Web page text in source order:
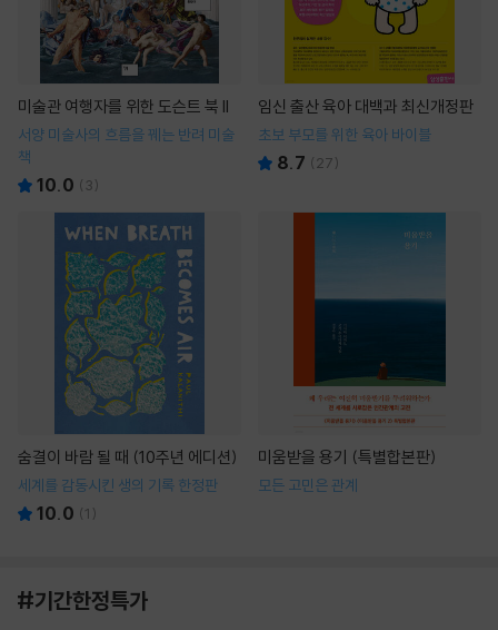
미술관 여행자를 위한 도슨트 북 II
서양 미술사의 흐름을 꿰는 반려 미술
책
10.0 ( 3)
임신 출산 육아 대백과 최신개정판
초보 부모를 위한 육아 바이블
8.7 ( 27)
숨결이 바람 될 때 (10주년 에디션)
세계를 감동시킨 생의 기록 한정판
10.0 (1 )
미움받을 용기 (특별합본판)
모든 고민은 관계
#기간한정특가